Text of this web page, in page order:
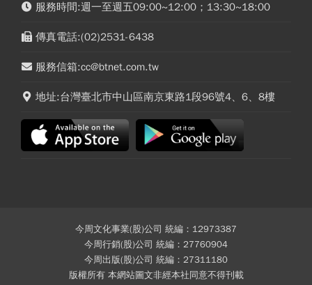
服務時間:週一至週五09:00~12:00；13:30~18:00
傳真電話:(02)2531-6438
服務信箱:cc@btnet.com.tw
地址:台灣臺北市中山區南京東路1段96號4、6、8樓
今周文化事業(股)公司 統編：12973387
今周行銷(股)公司 統編：27760904
今周出版(股)公司 統編：27311180
版權所有 本網站圖文非經本社同意不得刊載